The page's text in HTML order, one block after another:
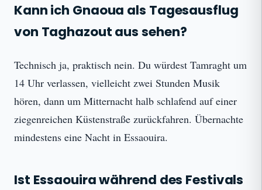
Kann ich Gnaoua als Tagesausflug
von Taghazout aus sehen?
Technisch ja, praktisch nein. Du würdest Tamraght um
14 Uhr verlassen, vielleicht zwei Stunden Musik
hören, dann um Mitternacht halb schlafend auf einer
ziegenreichen Küstenstraße zurückfahren. Übernachte
mindestens eine Nacht in Essaouira.
Ist Essaouira während des Festivals